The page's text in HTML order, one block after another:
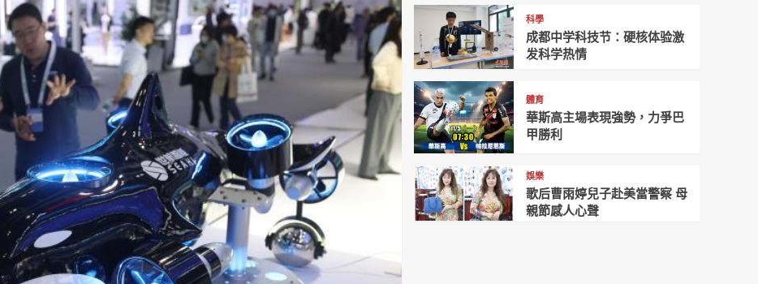
科學
成都中学科技节：硬核体验激
发科学热情
體育
華斯高主場表現強勢，力爭巴
甲勝利
娛樂
歌后曹雨婷兒子赴美當警察 母
親節感人心聲